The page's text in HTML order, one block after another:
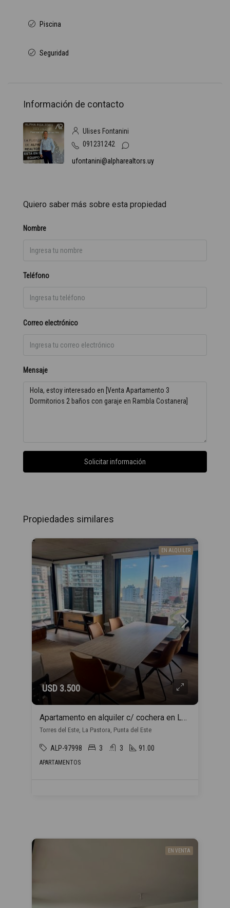
Piscina
Seguridad
Información de contacto
Ulises Fontanini
091231242
ufontanini@alpharealtors.uy
Quiero saber más sobre esta propiedad
Nombre
Teléfono
Correo electrónico
Mensaje
Solicitar información
Propiedades similares
EN ALQUILER
USD 3.500
Apartamento en alquiler c/ cochera en La Pastora
Torres del Este, La Pastora, Punta del Este
ALP-97998 3 3 91.00
APARTAMENTOS
EN VENTA